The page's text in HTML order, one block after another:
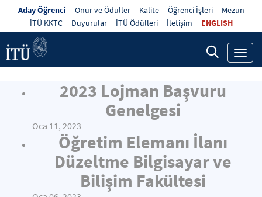
Aday Öğrenci Onur ve Ödüller Kalite Öğrenci İşleri
Mezun
İTÜ KKTC
Duyurular İTÜ Ödülleri İletişim ENGLISH
2023 Lojman Başvuru
Genelgesi
Oca 11, 2023
Öğretim Elemanı İlanı
Düzeltme Bilgisayar ve
Bilişim Fakültesi